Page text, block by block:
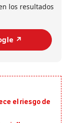
los resultados
↗️
el riesgo de